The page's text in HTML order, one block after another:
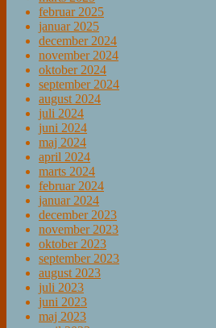
februar 2025
januar 2025
december 2024
november 2024
oktober 2024
september 2024
august 2024
juli 2024
juni 2024
maj 2024
april 2024
marts 2024
februar 2024
januar 2024
december 2023
november 2023
oktober 2023
september 2023
august 2023
juli 2023
juni 2023
maj 2023